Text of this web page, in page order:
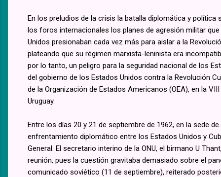
En los preludios de la crisis la batalla diplomática y
los foros internacionales los planes de agresión militar
Unidos presionaban cada vez más para aislar a la
plateando que su régimen marxista-leninista era
por lo tanto, un peligro para la seguridad nacional de los
del gobierno de los Estados Unidos contra la Revolución
de la Organización de Estados Americanos (OEA), en la
Uruguay.
Entre los días 20 y 21 de septiembre de 1962, en la sede
enfrentamiento diplomático entre los Estados Unidos y
General. El secretario interino de la ONU, el birmano U
reunión, pues la cuestión gravitaba demasiado sobre el
comunicado soviético (11 de septiembre), reiterado